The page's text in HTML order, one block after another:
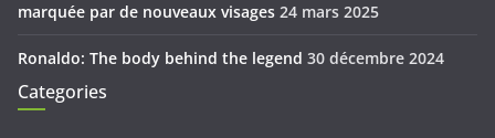
marquée par de nouveaux visages 24 mars 2025
Ronaldo: The body behind the legend 30 décembre 2024
Categories